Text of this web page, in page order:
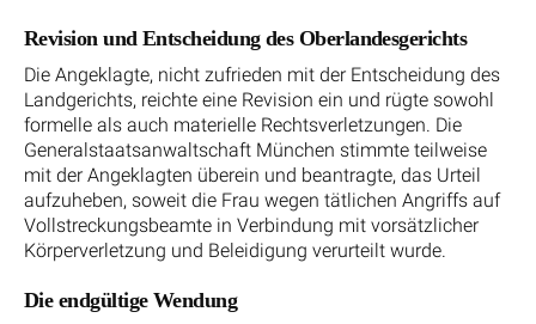
Revision und Entscheidung des Oberlandesgerichts
Die Angeklagte, nicht zufrieden mit der Entscheidung des
Landgerichts, reichte eine Revision ein und rügte sowohl
formelle als auch materielle Rechtsverletzungen. Die
Generalstaatsanwaltschaft München stimmte teilweise
mit der Angeklagten überein und beantragte, das Urteil
aufzuheben, soweit die Frau wegen tätlichen Angriffs auf
Vollstreckungsbeamte in Verbindung mit vorsätzlicher
Körperverletzung und Beleidigung verurteilt wurde.
Die endgültige Wendung